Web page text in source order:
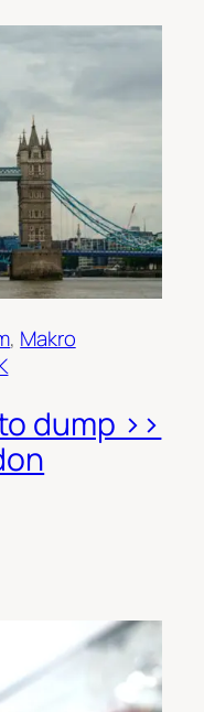
, Makro
dump >>